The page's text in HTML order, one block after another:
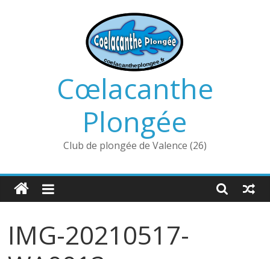
Cœlacanthe
Plongée
Club de plongée de Valence (26)
IMG-20210517-